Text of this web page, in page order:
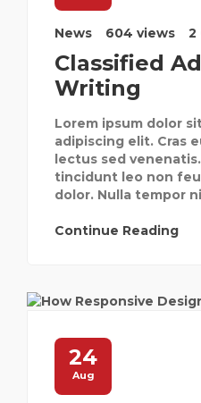
News 604 views 2
Classified
Writing
Lorem ipsum dolor
adipiscing elit. Cras
lectus sed
tincidunt leo non
dolor. Nulla tempor
Continue Reading
24
Aug